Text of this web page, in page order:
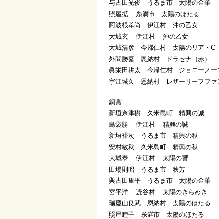
与古田光俊 うるま市 太陽の金華
照屋拡 糸満市 太陽のほたる
阿波根孝尚 伊江村 沖の乙女
大城玄 伊江村 沖の乙女
大城清彦 今帰仁村 太陽のリア・C
外間勝嘉 恩納村 ドラセナ（赤）
眞栄田耕太 今帰仁村 ジョニーノー
宇江城久 恩納村 レザーリーフファ
銅賞
新垣奈津樹 久米島町 精興の誠
島袋勝 伊江村 精興の誠
新垣裕次 うるま市 精興の秋
安村敏秋 久米島町 精興の秋
大城泰 伊江村 太陽の響
田場則昭 うるま市 秋芳
與古田康平 うるま市 太陽の金華
宮平洋 読谷村 太陽のきらめき
瑞慶山良武 恩納村 太陽のほたる
照屋睦子 糸満市 太陽のほたる